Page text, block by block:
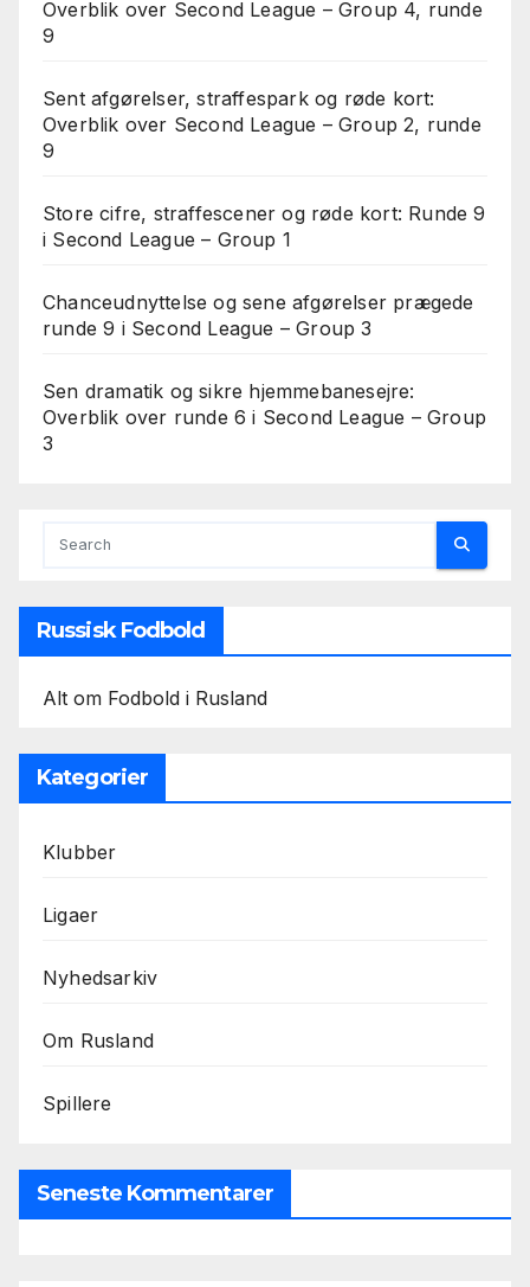
Overblik over Second League – Group 4, runde
9
Sent afgørelser, straffespark og røde kort:
Overblik over Second League – Group 2, runde
9
Store cifre, straffescener og røde kort: Runde 9
i Second League – Group 1
Chanceudnyttelse og sene afgørelser prægede
runde 9 i Second League – Group 3
Sen dramatik og sikre hjemmebanesejre:
Overblik over runde 6 i Second League – Group
3
Russisk Fodbold
Alt om Fodbold i Rusland
Kategorier
Klubber
Ligaer
Nyhedsarkiv
Om Rusland
Spillere
Seneste Kommentarer